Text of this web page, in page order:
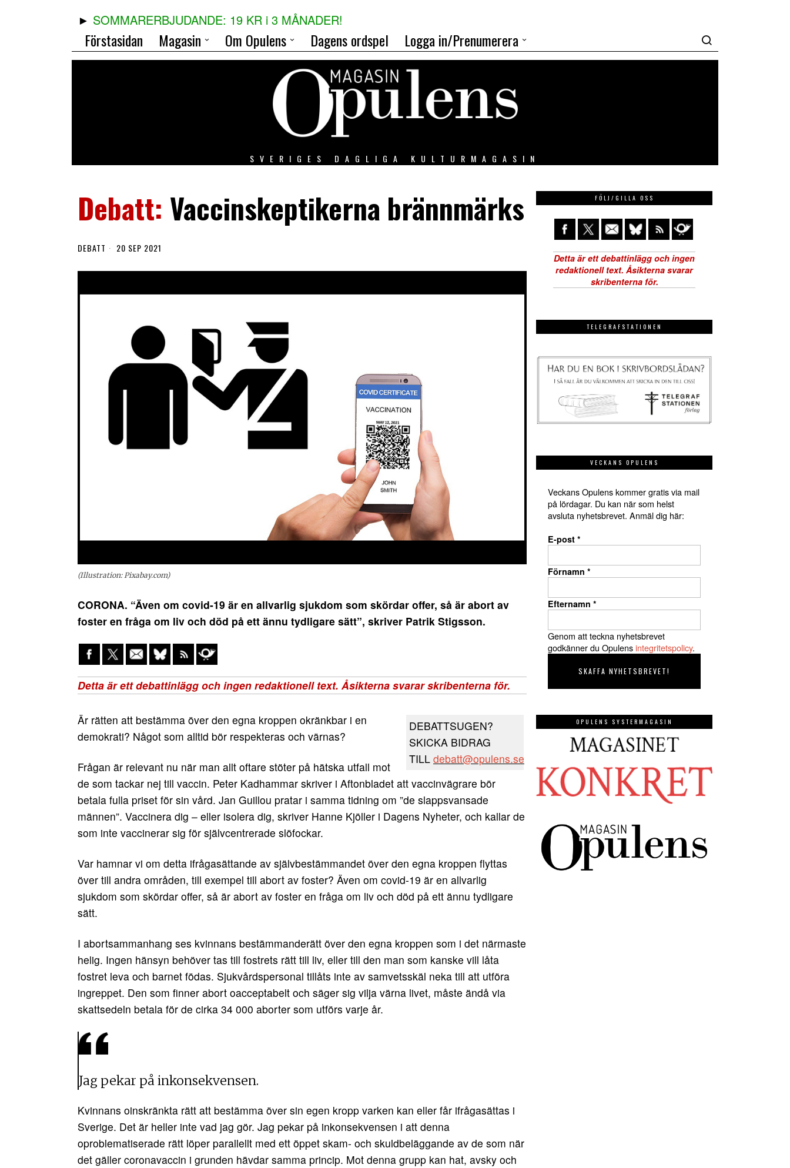
SOMMARERBJUDANDE: 19 KR i 3 MÅNADER!
Förstasidan Magasin Om Opulens Dagens ordspel Logga in/Prenumerera
SVERIGES DAGLIGA KULTURMAGASIN
Vaccinskeptikerna brännmärks
DEBATT 20 SEP 2021
(Illustration: Pixabay.com)
CORONA. “Även om covid-19 är en allvarlig sjukdom som skördar offer, så är abort av
foster en fråga om liv och död på ett ännu tydligare sätt”, skriver Patrik Stigsson.
DEBATTSUGEN?
SKICKA BIDRAG
TILL debatt@opulens.se
Är rätten att bestämma över den egna kroppen okränkbar i en
demokrati? Något som alltid bör respekteras och värnas?
Frågan är relevant nu när man allt oftare stöter på hätska utfall mot
de som tackar nej till vaccin. Peter Kadhammar skriver i Aftonbladet att vaccinvägrare bör
betala fulla priset för sin vård. Jan Guillou pratar i samma tidning om ”de slappsvansade
männen”. Vaccinera dig – eller isolera dig, skriver Hanne Kjöller i Dagens Nyheter, och kallar de
som inte vaccinerar sig för självcentrerade slöfockar.
Var hamnar vi om detta ifrågasättande av självbestämmandet över den egna kroppen flyttas
över till andra områden, till exempel till abort av foster? Även om covid-19 är en allvarlig
sjukdom som skördar offer, så är abort av foster en fråga om liv och död på ett ännu tydligare
sätt.
I abortsammanhang ses kvinnans bestämmanderätt över den egna kroppen som i det närmaste
helig. Ingen hänsyn behöver tas till fostrets rätt till liv, eller till den man som kanske vill låta
fostret leva och barnet födas. Sjukvårdspersonal tillåts inte av samvetsskäl neka till att utföra
ingreppet. Den som finner abort oacceptabelt och säger sig vilja värna livet, måste ändå via
skattsedeln betala för de cirka 34 000 aborter som utförs varje år.
Jag pekar på inkonsekvensen.
Kvinnans oinskränkta rätt att bestämma över sin egen kropp varken kan eller får ifrågasättas i
Sverige. Det är heller inte vad jag gör. Jag pekar på inkonsekvensen i att denna
oproblematiserade rätt löper parallellt med ett öppet skam- och skuldbeläggande av de som när
det gäller coronavaccin i grunden hävdar samma princip. Mot denna grupp kan hat, avsky och
FÖLJ/GILLA OSS
TELEGRAFSTATIONEN
VECKANS OPULENS
Veckans Opulens kommer gratis via mail
på lördagar. Du kan när som helst
avsluta nyhetsbrevet. Anmäl dig här:
E-post *
Förnamn *
Efternamn *
Genom att teckna nyhetsbrevet
godkänner du Opulensintegritetspolicy.
OPULENS SYSTERMAGASIN